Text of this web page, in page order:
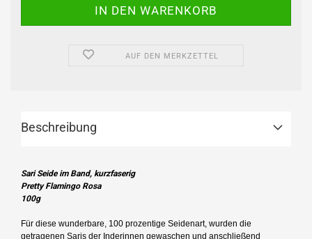
AUF DEN MERKZETTEL
Beschreibung
Sari Seide im Band, kurzfaserig
Pretty Flamingo Rosa
100g
Für diese wunderbare, 100 prozentige Seidenart, wurden die
getragenen Saris der Inderinnen gewaschen und anschließend